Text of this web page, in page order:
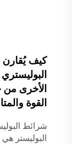
كيف
الأخرى
القوة
شرائط
البوليستر